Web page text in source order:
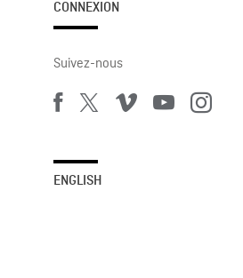
CONNEXION
Suivez-nous
ENGLISH